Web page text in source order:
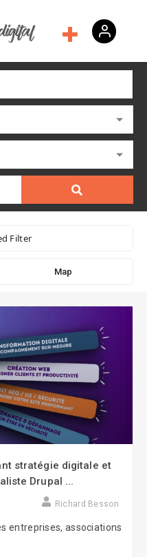
Filter
Map
stratégie digitale et
Drupal ...
Richard Besson
entreprises, associations